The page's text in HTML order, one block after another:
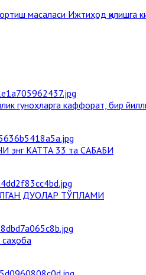
масаласи Ижтиҳод қилишга
гуноҳларга каффорат, бир
КАТТА 33 та САБАБИ
ДУОЛАР ТЎПЛАМИ